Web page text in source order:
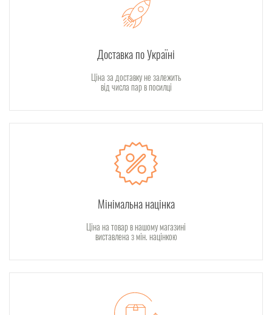
Доставка по Україні
Ціна за доставку не залежить
від числа пар в посилці
Мінімальна націнка
Ціна на товар в нашому магазині
виставлена з мін. націнкою